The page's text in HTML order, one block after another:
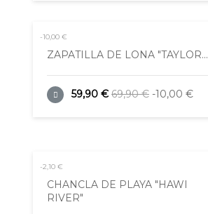
-10,00 €
ZAPATILLA DE LONA "TAYLOR...
59,90 € 69,90 € -10,00 €
-2,10 €
CHANCLA DE PLAYA "HAWI
RIVER"